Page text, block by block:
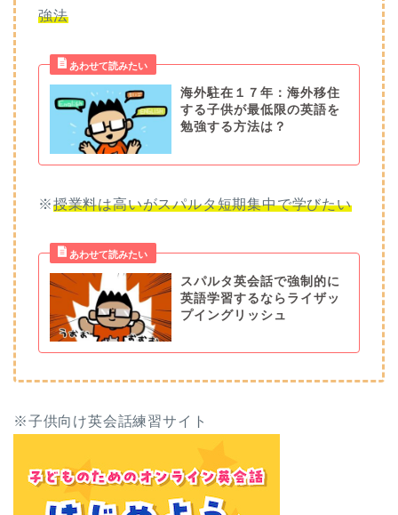
強法
海外駐在１７年：海外移住
する子供が最低限の英語を
勉強する方法は？
※授業料は高いがスパルタ短期集中で学びたい
スパルタ英会話で強制的に
英語学習するならライザッ
プイングリッシュ
※子供向け英会話練習サイト